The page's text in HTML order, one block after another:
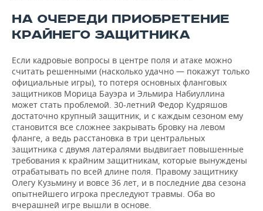
НА ОЧЕРЕДИ ПРИОБРЕТЕНИЕ
КРАЙНЕГО ЗАЩИТНИКА
Если кадровые вопросы в центре поля и атаке можно
считать решенными (насколько удачно — покажут только
официальные игры), то потеря основных фланговых
защитников Морица Бауэра и Эльмира Набиуллина
может стать проблемой. 30-летний Федор Кудряшов
достаточно крупный защитник, и с каждым сезоном ему
становится все сложнее закрывать бровку на левом
фланге, а ведь расстановка в три центральных
защитника с двумя латералями выдвигает повышенные
требования к крайним защитникам, которые вынуждены
отрабатывать по всей длине поля. Правому защитнику
Олегу Кузьмину и вовсе 36 лет, и в последние два сезона
опытнейшего игрока преследуют травмы. Оба во
вчерашней игре вышли в основе.